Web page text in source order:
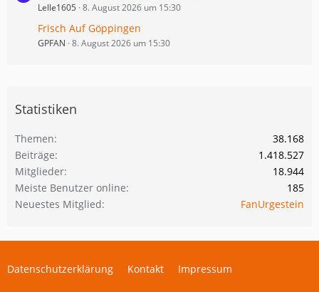
Lelle1605 8. August 2026 um 15:30
Frisch Auf Göppingen
GPFAN 8. August 2026 um 15:30
Statistiken
Themen
38.168
Beiträge
1.418.527
Mitglieder
18.944
Meiste Benutzer online
185
Neuestes Mitglied
FanUrgestein
Datenschutzerklärung Kontakt Impressum